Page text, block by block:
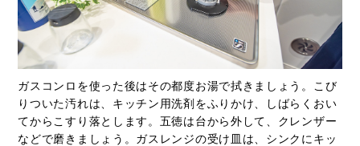
ガスコンロを使った後はその都度お湯で拭きましょう。こび
りついた汚れは、キッチン用洗剤をふりかけ、しばらくおい
てからこすり落とします。五徳は台から外して、クレンザー
などで磨きましょう。ガスレンジの受け皿は、シンクにキッ